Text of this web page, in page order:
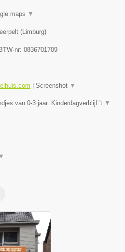
maps ▼
(Limburg)
BTW-nr: 0836701709
| Screenshot ▼
van 0-3 jaar. Kinderdagverblijf 't ▼
▼